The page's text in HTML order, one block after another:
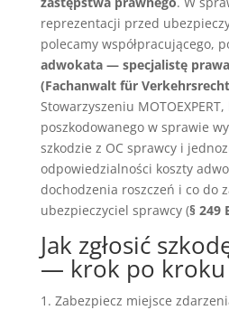
reprezentacji przed
polecamy współpracującego,
adwokata — specjalistę
(Fachanwalt für
Stowarzyszeniu
poszkodowanego w sprawie
szkodzie z OC sprawcy i
odpowiedzialności koszty
dochodzenia roszczeń i co do
ubezpieczyciel sprawcy (§ 249
Jak zgłosić
— krok po kroku
Zabezpiecz miejsce